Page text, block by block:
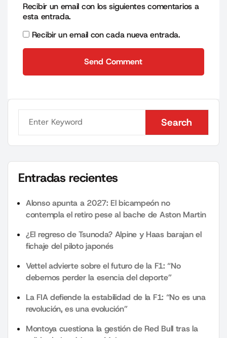
Recibir un email con los siguientes comentarios a
esta entrada.
Recibir un email con cada nueva entrada.
Send Comment
Search
Search
Entradas recientes
Alonso apunta a 2027: El bicampeón no
contempla el retiro pese al bache de Aston Martin
¿El regreso de Tsunoda? Alpine y Haas barajan el
fichaje del piloto japonés
Vettel advierte sobre el futuro de la F1: “No
debemos perder la esencia del deporte”
La FIA defiende la estabilidad de la F1: “No es una
revolución, es una evolución”
Montoya cuestiona la gestión de Red Bull tras la